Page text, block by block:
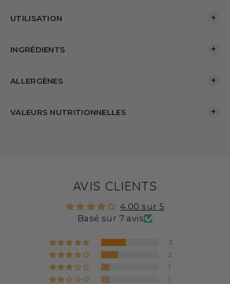
UTILISATION +
INGRÉDIENTS +
ALLERGÈNES +
VALEURS NUTRITIONNELLES +
AVIS CLIENTS
4.00 sur 5
Basé sur 7 avis
3
2
1
1